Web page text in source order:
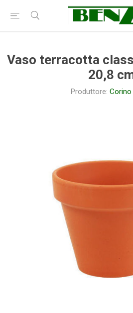
Vaso terracotta
20,8
Produttore: Corino